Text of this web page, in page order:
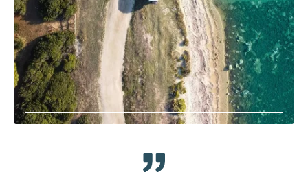
Et si c'était vous ?